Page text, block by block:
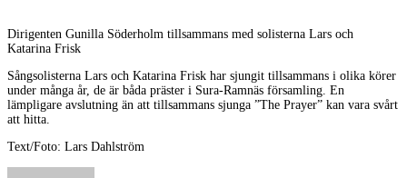
Dirigenten Gunilla Söderholm tillsammans med solisterna Lars och
Katarina Frisk
Sångsolisterna Lars och Katarina Frisk har sjungit tillsammans i olika körer
under många år, de är båda präster i Sura-Ramnäs församling. En
lämpligare avslutning än att tillsammans sjunga ”The Prayer” kan vara svårt
att hitta.
Text/Foto: Lars Dahlström